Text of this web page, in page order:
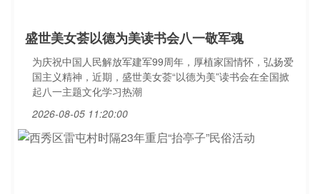
盛世美女荟以德为美读书会八一敬军魂
为庆祝中国人民解放军建军99周年，厚植家国情怀，弘扬爱
国主义精神，近期，盛世美女荟“以德为美”读书会在全国掀
起八一主题文化学习热潮
2026-08-05 11:20:00